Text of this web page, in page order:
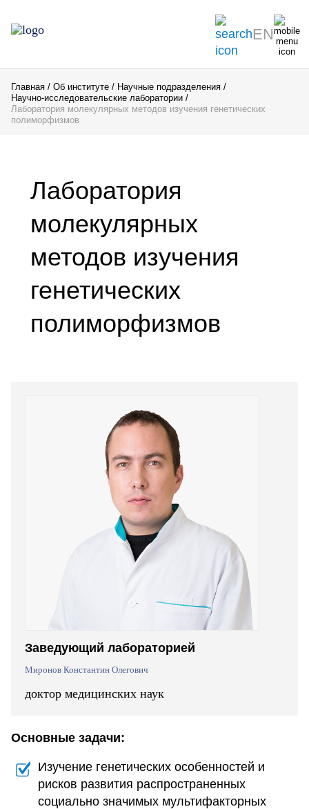
EN
Главная Об институте
Научные подразделения
Научно-исследовательские лаборатории
Лаборатория молекулярных методов изучения генетических
полиморфизмов
Лаборатория
молекулярных
методов изучения
генетических
полиморфизмов
Заведующий лабораторией
Миронов Константин Олегович
доктор медицинских наук
Основные задачи:
Изучение генетических особенностей и
рисков развития распространенных
социально значимых мультифакторных